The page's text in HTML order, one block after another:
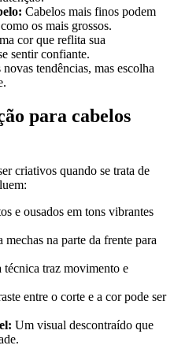
Cabelos mais finos podem
os mais grossos.
cor que reflita sua
sentir confiante.
tendências, mas escolha
para cabelos
criativos quando se trata de
e ousados em tons vibrantes
mechas na parte da frente para
técnica traz movimento e
entre o corte e a cor pode ser
Um visual descontraído que